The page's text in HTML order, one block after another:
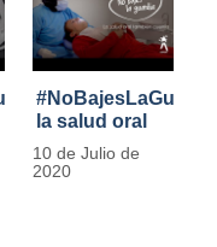
#NoBajesLaGuardia:
la salud oral
también
cuenta
10 de Julio de
2020